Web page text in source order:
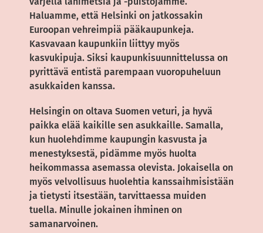
Haluamme, että Helsinki on jatkossakin
Euroopan vehreimpiä pääkaupunkeja.
Kasvavaan kaupunkiin liittyy myös
kasvukipuja. Siksi kaupunkisuunnittelussa on
pyrittävä entistä parempaan vuoropuheluun
asukkaiden kanssa.
Helsingin on oltava Suomen veturi, ja hyvä
paikka elää kaikille sen asukkaille. Samalla,
kun huolehdimme kaupungin kasvusta ja
menestyksestä, pidämme myös huolta
heikommassa asemassa olevista. Jokaisella on
myös velvollisuus huolehtia kanssaihmisistään
ja tietysti itsestään, tarvittaessa muiden
tuella. Minulle jokainen ihminen on
samanarvoinen.